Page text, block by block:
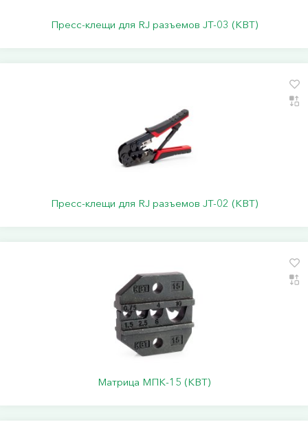
Пресс-клещи для RJ разъемов JT-03 (КВТ)
Пресс-клещи для RJ разъемов JT-02 (КВТ)
Матрица МПК-15 (КВТ)